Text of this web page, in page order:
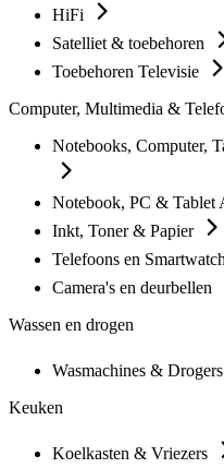
HiFi
Satelliet & toebehoren
Toebehoren Televisie
Computer, Multimedia &
Notebooks, Computer,
Notebook, PC & Tablet
Inkt, Toner & Papier
Telefoons en
Camera's en deurbellen
Wassen en drogen
Wasmachines & Drogers
Keuken
Koelkasten & Vriezers